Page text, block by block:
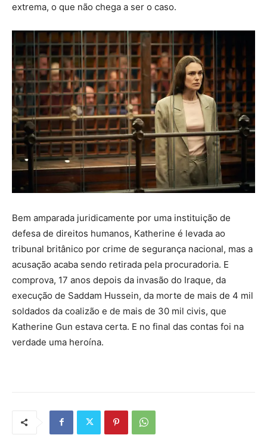
extrema, o que não chega a ser o caso.
Bem amparada juridicamente por uma instituição de
defesa de direitos humanos, Katherine é levada ao
tribunal britânico por crime de segurança nacional, mas a
acusação acaba sendo retirada pela procuradoria. E
comprova, 17 anos depois da invasão do Iraque, da
execução de Saddam Hussein, da morte de mais de 4 mil
soldados da coalizão e de mais de 30 mil civis, que
Katherine Gun estava certa. E no final das contas foi na
verdade uma heroína.